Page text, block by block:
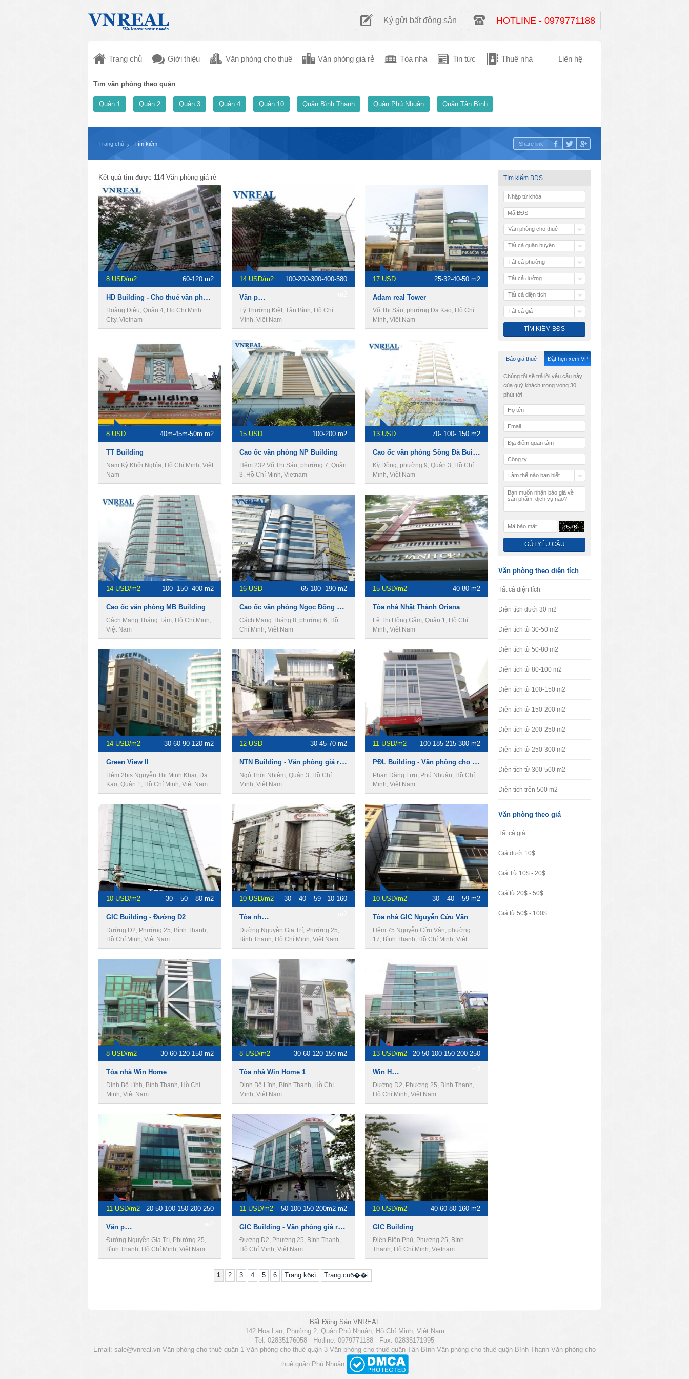
Ký gửi bất động sản HOTLINE - 0979771188
Trang chủ Giới thiệu Văn phòng cho thuê Văn phòng giá rẻ Tòa nhà Tin tức Thuê nhà Liên hệ
Tìm văn phòng theo quận
Quận 1 Quận 2 Quận 3 Quận 4 Quận 10 Quận Bình Thạnh Quận Phú Nhuận Quận Tân Bình
Trang chủ Tìm kiếm Share link
Kết quả tìm được 114Văn phòng giá rẻ
8 USD/m2 60-120 m2
HD Building - Cho thuê văn phòng Quận 4
Hoàng Diệu, Quận 4, Ho Chi Minh
City, Vietnam
14 USD/m2
100-200-300-400-580
Văn phòng Betrimex Building, Cho thuê văn phòng quận tân bình
Lý Thường Kiệt, Tân Bình, Hồ Chí
Minh, Việt Nam
17 USD 25-32-40-50 m2
Adam real Tower
Võ Thị Sáu, phường Đa Kao, Hồ Chí
Minh, Việt Nam
8 USD 40m-45m-50m m2
TT Building
Nam Kỳ Khởi Nghĩa, Hồ Chí Minh, Việt
Nam
15 USD 100-200 m2
Cao ốc văn phòng NP Building
Hẻm 232 Võ Thị Sáu, phường 7, Quận
3, Hồ Chí Minh, Vietnam
13 USD 70- 100- 150 m2
Cao ốc văn phòng Sông Đà Building
Kỳ Đồng, phường 9, Quận 3, Hồ Chí
Minh, Việt Nam
14 USD/m2 100- 150- 400 m2
Cao ốc văn phòng MB Building
Cách Mạng Tháng Tám, Hồ Chí Minh,
Việt Nam
16 USD 65-100- 190 m2
Cao ốc văn phòng Ngọc Đông Dương Building
Cách Mạng Tháng 8, phường 6, Hồ
Chí Minh, Việt Nam
15 USD/m2 40-80 m2
Tòa nhà Nhật Thành Oriana
Lê Thị Hồng Gấm, Quận 1, Hồ Chí
Minh, Việt Nam
14 USD/m2 30-60-90-120 m2
Green View II
Hẻm 2bis Nguyễn Thị Minh Khai, Đa
Kao, Quận 1, Hồ Chí Minh, Việt Nam
12 USD 30-45-70 m2
NTN Building - Văn phòng giá rẻ cho thuê Quận 3.
Ngô Thời Nhiệm, Quận 3, Hồ Chí
Minh, Việt Nam
11 USD/m2 100-185-215-300 m2
PĐL Building - Văn phòng cho thuê quận phú nhuận
Phan Đăng Lưu, Phú Nhuận, Hồ Chí
Minh, Việt Nam
10 USD/m2 30 – 50 – 80 m2
GIC Building - Đường D2
Đường D2, Phường 25, Bình Thạnh,
Hồ Chí Minh, Việt Nam
10 USD/m2
30 – 40 – 59 - 10-160
Tòa nhà GIC D2, văn phòng cho thuê Bình Thạnh
Đường Nguyễn Gia Trí, Phường 25,
Bình Thạnh, Hồ Chí Minh, Việt Nam
10 USD/m2 30 – 40 – 59 m2
Tòa nhà GIC Nguyễn Cửu Vân
Hẻm 75 Nguyễn Cửu Vân, phường
17, Bình Thạnh, Hồ Chí Minh, Việt
Nam
8 USD/m2 30-60-120-150 m2
Tòa nhà Win Home
Đinh Bộ Lĩnh, Bình Thạnh, Hồ Chí
Minh, Việt Nam
8 USD/m2 30-60-120-150 m2
Tòa nhà Win Home 1
Đinh Bộ Lĩnh, Bình Thạnh, Hồ Chí
Minh, Việt Nam
13 USD/m2
20-50-100-150-200-250
Win Home Building - Văn phòng cho thuê quận Bình Thạnh.
Đường D2, Phường 25, Bình Thạnh,
Hồ Chí Minh, Việt Nam
11 USD/m2
20-50-100-150-200-250
Văn phòng cho thuê giá rẻ tại GIC Building
Đường Nguyễn Gia Trí, Phường 25,
Bình Thạnh, Hồ Chí Minh, Việt Nam
11 USD/m2 50-100-150-200m2 m2
GIC Building - Văn phòng giá rẻ quận Bình Thạnh.
Đường D2, Phường 25, Bình Thạnh,
Hồ Chí Minh, Việt Nam
10 USD/m2 40-60-80-160 m2
GIC Building
Điện Biên Phủ, Phường 25, Bình
Thạnh, Hồ Chí Minh, Vietnam
1 2 3 4 5 6 Trang kбєї Trang cuб��i
Tìm kiếm BĐS
Văn phòng cho thuê
Tất cả quận huyện
Tất cả phường
Tất cả đường
Tất cả diện tích
Tất cả giá
Báo giá thuê Đặt hẹn xem VP
Chúng tôi sẽ trả lời yêu cầu này
của quý khách trong vòng 30
phút tới
Làm thế nào bạn biết
Văn phòng theo diện tích
Tất cả diện tích
Diện tích dưới 30 m2
Diện tích từ 30-50 m2
Diện tích từ 50-80 m2
Diện tích từ 80-100 m2
Diện tích từ 100-150 m2
Diện tích từ 150-200 m2
Diện tích từ 200-250 m2
Diện tích từ 250-300 m2
Diện tích từ 300-500 m2
Diện tích trên 500 m2
Văn phòng theo giá
Tất cả giá
Giá dưới 10$
Giá Từ 10$ - 20$
Giá từ 20$ - 50$
Giá từ 50$ - 100$
Bất Động Sản VNREAL
142 Hoa Lan, Phường 2, Quận Phú Nhuận, Hồ Chí Minh, Việt Nam
Tel: 02835176058 - Hotline: 0979771188 - Fax: 02835171995
Email: sale@vnreal.vn Văn phòng cho thuê quận 1 Văn phòng cho thuê quận 3 Văn phòng cho thuê quận Tân Bình Văn phòng cho thuê quận Bình Thạnh Văn phòng cho
thuê quận Phú Nhuận